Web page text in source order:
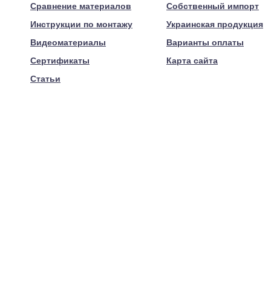
Сравнение материалов
Инструкции по монтажу
Видеоматериалы
Сертификаты
Статьи
Собственный импорт
Украинская продукция
Варианты оплаты
Карта сайта